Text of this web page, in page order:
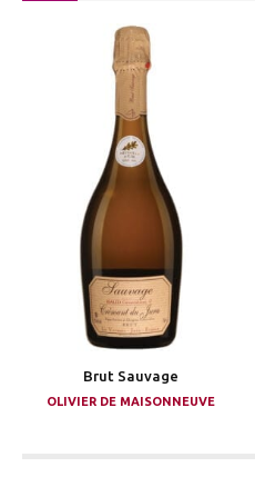
Brut Sauvage
OLIVIER DE MAISONNEUVE